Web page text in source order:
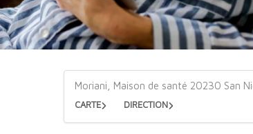
Moriani, Maison de santé 20230 San
CARTE DIRECTION